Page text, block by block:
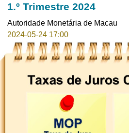
1.º Trimestre 2024
Autoridade Monetária de Macau
2024-05-24 17:00